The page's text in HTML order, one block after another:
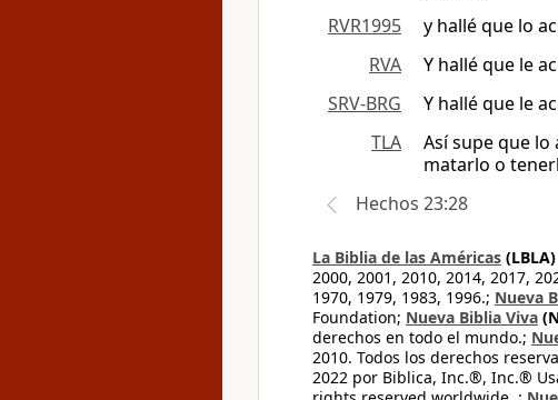
RVR1995
y hallé que lo
RVA
Y hallé que le
SRV-BRG
Y hallé que le
TLA
Así supe que
matarlo o
Hechos 23:28
La Biblia de las Américas (LBLA)
2000, 2001, 2010, 2014, 2017,
1970, 1979, 1983, 1996.; Nueva
Foundation; Nueva Biblia Viva
derechos en todo el mundo.;
2010. Todos los derechos
2022 por Biblica, Inc.®, Inc.®